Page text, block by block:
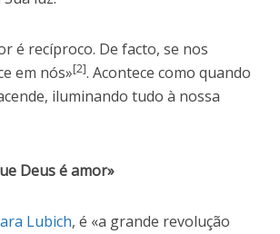
é recíproco. De facto, se nos
em nós»[2]. Acontece como quando
iluminando tudo à nossa
Deus é amor»
Lubich, é «a grande revolução